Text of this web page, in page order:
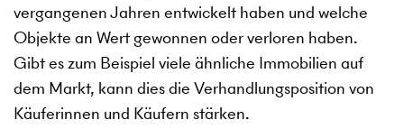
vergangenen Jahren entwickelt haben und welche
Objekte an Wert gewonnen oder verloren haben.
Gibt es zum Beispiel viele ähnliche Immobilien auf
dem Markt, kann dies die Verhandlungsposition von
Käuferinnen und Käufern stärken.